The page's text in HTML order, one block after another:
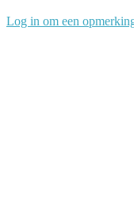
Log in om een